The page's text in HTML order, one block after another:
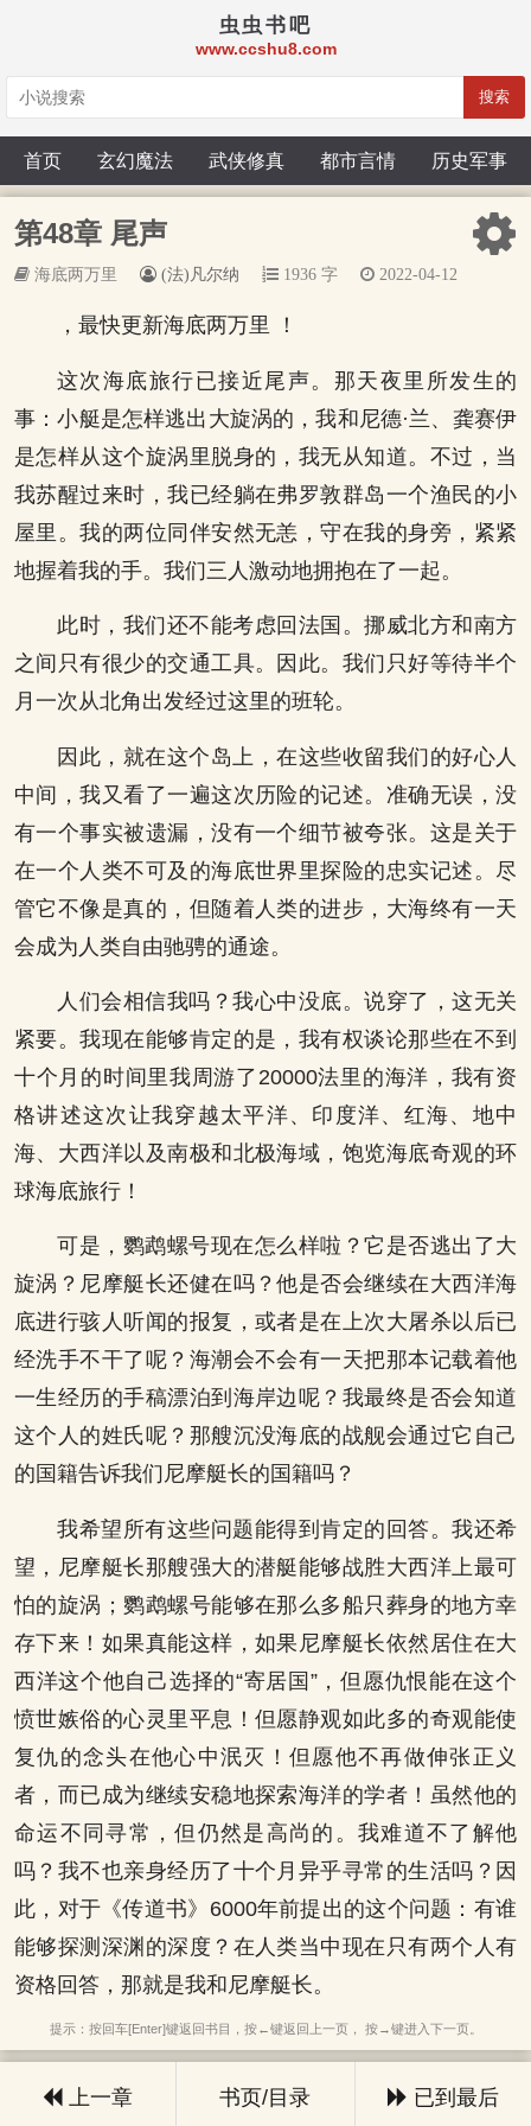
虫虫书吧
www.ccshu8.com
搜索
首页 玄幻魔法 武侠修真 都市言情 历史军事
第48章 尾声
海底两万里 (法)凡尔纳 1936 字 2022-04-12
，最快更新海底两万里 ！
这次海底旅行已接近尾声。那天夜里所发生的
事：小艇是怎样逃出大旋涡的，我和尼德·兰、龚赛伊
是怎样从这个旋涡里脱身的，我无从知道。不过，当
我苏醒过来时，我已经躺在弗罗敦群岛一个渔民的小
屋里。我的两位同伴安然无恙，守在我的身旁，紧紧
地握着我的手。我们三人激动地拥抱在了一起。
此时，我们还不能考虑回法国。挪威北方和南方
之间只有很少的交通工具。因此。我们只好等待半个
月一次从北角出发经过这里的班轮。
因此，就在这个岛上，在这些收留我们的好心人
中间，我又看了一遍这次历险的记述。准确无误，没
有一个事实被遗漏，没有一个细节被夸张。这是关于
在一个人类不可及的海底世界里探险的忠实记述。尽
管它不像是真的，但随着人类的进步，大海终有一天
会成为人类自由驰骋的通途。
人们会相信我吗？我心中没底。说穿了，这无关
紧要。我现在能够肯定的是，我有权谈论那些在不到
十个月的时间里我周游了20000法里的海洋，我有资
格讲述这次让我穿越太平洋、印度洋、红海、地中
海、大西洋以及南极和北极海域，饱览海底奇观的环
球海底旅行！
可是，鹦鹉螺号现在怎么样啦？它是否逃出了大
旋涡？尼摩艇长还健在吗？他是否会继续在大西洋海
底进行骇人听闻的报复，或者是在上次大屠杀以后已
经洗手不干了呢？海潮会不会有一天把那本记载着他
一生经历的手稿漂泊到海岸边呢？我最终是否会知道
这个人的姓氏呢？那艘沉没海底的战舰会通过它自己
的国籍告诉我们尼摩艇长的国籍吗？
我希望所有这些问题能得到肯定的回答。我还希
望，尼摩艇长那艘强大的潜艇能够战胜大西洋上最可
怕的旋涡；鹦鹉螺号能够在那么多船只葬身的地方幸
存下来！如果真能这样，如果尼摩艇长依然居住在大
西洋这个他自己选择的“寄居国”，但愿仇恨能在这个
愤世嫉俗的心灵里平息！但愿静观如此多的奇观能使
复仇的念头在他心中泯灭！但愿他不再做伸张正义
者，而已成为继续安稳地探索海洋的学者！虽然他的
命运不同寻常，但仍然是高尚的。我难道不了解他
吗？我不也亲身经历了十个月异乎寻常的生活吗？因
此，对于《传道书》6000年前提出的这个问题：有谁
能够探测深渊的深度？在人类当中现在只有两个人有
资格回答，那就是我和尼摩艇长。
提示：按回车[Enter]键返回书目，按←键返回上一页， 按→键进入下一页。
上一章 书页/目录 已到最后